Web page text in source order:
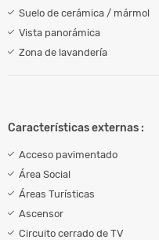
Suelo de cerámica / mármol
Vista panorámica
Zona de lavandería
Características externas :
Acceso pavimentado
Área Social
Áreas Turísticas
Ascensor
Circuito cerrado de TV